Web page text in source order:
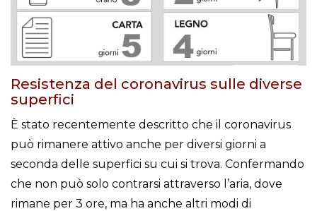
Resistenza del coronavirus sulle diverse
superfici
È stato recentemente descritto che il coronavirus
può rimanere attivo anche per diversi giorni a
seconda delle superfici su cui si trova. Confermando
che non può solo contrarsi attraverso l’aria, dove
rimane per 3 ore, ma ha anche altri modi di